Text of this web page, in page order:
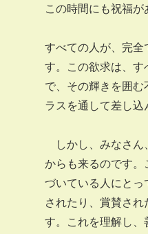
この時間にも祝福が
すべての人が、完
す。この欲求は、
で、その輝きを囲
ラスを通して差し込
しかし、みなさん
からも来るのです
づいている人にと
されたり、賞賛さ
す。これを理解し